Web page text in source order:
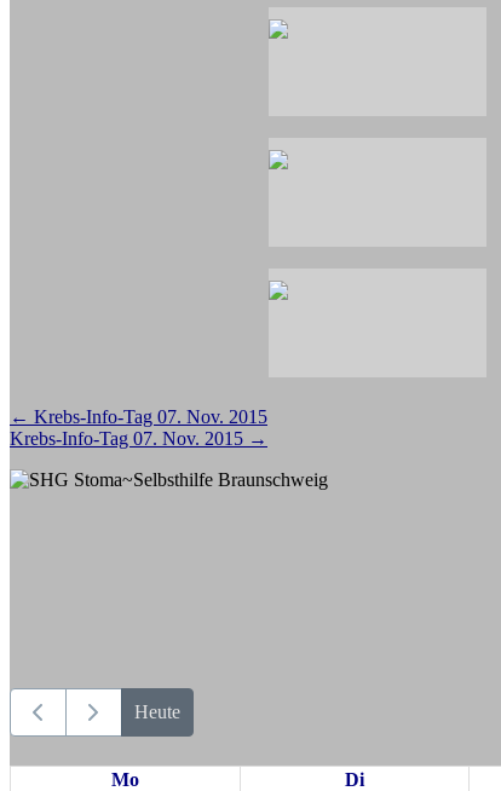
Beitragsnavigation
← Krebs-Info-Tag 07. Nov. 2015
Krebs-Info-Tag 07. Nov. 2015 →
Heute
Mo Di